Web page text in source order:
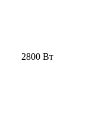
2800 Вт